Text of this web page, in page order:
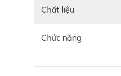
Chất liệu
Chức năng